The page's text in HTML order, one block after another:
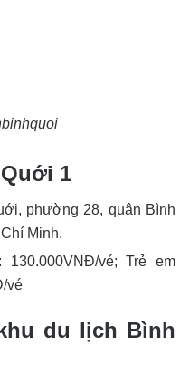
1
phường 28, quận Bình
Minh.
vé; Trẻ em
vé
hu du lịch Bình